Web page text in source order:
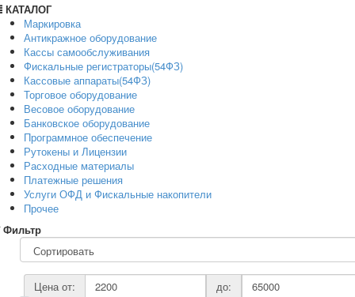
КАТАЛОГ
Маркировка
Антикражное оборудование
Кассы самообслуживания
Фискальные регистраторы(54ФЗ)
Кассовые аппараты(54ФЗ)
Торговое оборудование
Весовое оборудование
Банковское оборудование
Программное обеспечение
Рутокены и Лицензии
Расходные материалы
Платежные решения
Услуги ОФД и Фискальные накопители
Прочее
Фильтр
Цена от: до: